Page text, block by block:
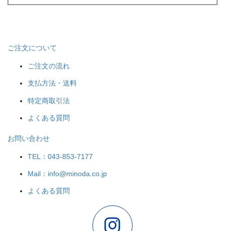
ご注文について
ご注文の流れ
支払方法・送料
特定商取引法
よくある質問
お問い合わせ
TEL：043-853-7177
Mail：info@minoda.co.jp
よくある質問